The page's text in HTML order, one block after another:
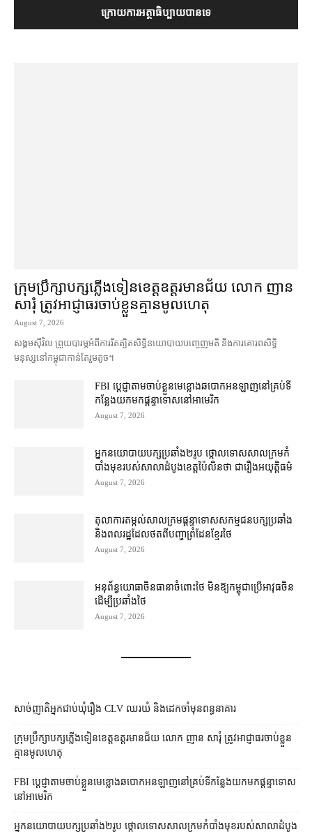
ក្រុមប្រឹក្សា​បក្ស​ភ្លើងទៀន​ខេត្ត​ឧត្ដរមានជ័យ លោក ញាន
សារុំ ត្រូវ​អាជ្ញាធរ​ចាប់ខ្លួន​គ្មាន​មូលហេតុ
August 7, 2026
សង្គម​ស៊ីវិល ព្រួយបារម្ភ​អំពី​ការ​រឹតត្បិត​សិទ្ធិ​នយោបាយ​បញ្ចេញមតិ និង​ការគោរព​សិទ្ធិ
មនុស្ស​នៅ​កម្ពុជា​កាន់តែ​រួម​តូច។
FBI ប្ដេជ្ញា​តាម​ចាប់ខ្លួន​មេខ្លោង​ឆបោក​អនឡាញ​នៅ​គ្រប់​ទី
កន្លែង​យក​មក​ផ្ដន្ទាទោស​នៅ​អាមេរិក
August 7, 2026
អ្នកនយោបាយ​បក្ស​ប្រឆាំង​២​រូប ថ្កោលទោស​សាលក្រម​កំ
បាំងមុខ​របស់​សាលាដំបូង​ខេត្ត​ប៉ៃលិន​ថា ជា​រឿង​អយុត្តិធម៌
August 7, 2026
តុលាការ​តម្កល់​សាលក្រម​ផ្ដន្ទាទោស​សកម្មជន​បក្ស​ប្រឆាំង​
និង​ពលរដ្ឋ​ដែល​ថត​ពី​បញ្ហា​ព្រំដែន​ខ្មែរ​ថៃ
August 7, 2026
អនុព័ន្ធយោធា​ចិន​ធានា​ចំពោះ​ថៃ មិន​ឱ្យ​កម្ពុជា​ប្រើ​អាវុធ​ចិន​
ដើម្បី​ប្រឆាំង​ថៃ ​
August 7, 2026
សាច់ញាតិអ្នកជាប់ឃុំរឿង CLV ឈរយំ និងដេកចាំមុនពន្ធនាគារ
ក្រុមប្រឹក្សា​បក្ស​ភ្លើងទៀន​ខេត្ត​ឧត្ដរមានជ័យ លោក ញាន សារុំ ត្រូវ​អាជ្ញាធរ​ចាប់ខ្លួន​
គ្មាន​មូលហេតុ
FBI ប្ដេជ្ញា​តាម​ចាប់ខ្លួន​មេខ្លោង​ឆបោក​អនឡាញ​នៅ​គ្រប់​ទីកន្លែង​យក​មក​ផ្ដន្ទាទោស​
នៅ​អាមេរិក
អ្នកនយោបាយ​បក្ស​ប្រឆាំង​២​រូប ថ្កោលទោស​សាលក្រម​កំបាំងមុខ​របស់​សាលាដំបូង​